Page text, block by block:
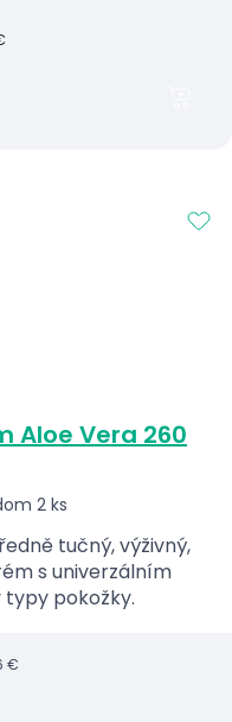
Aloe Vera 260
2 ks
tučný, výživný,
s univerzálním
pokožky.
€